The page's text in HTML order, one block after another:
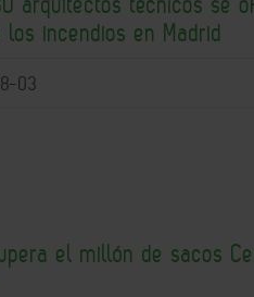
los incendios en Madrid
03
el millón de sacos